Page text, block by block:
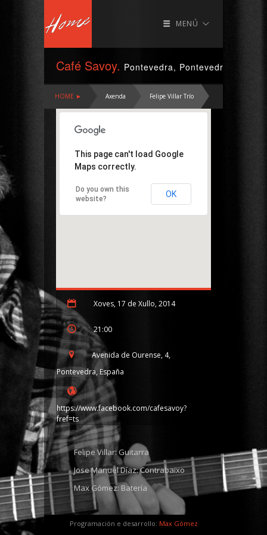
MENÚ
Café Savoy. Pontevedra, Pontevedra
HOME ► Axenda Felipe Villar Trío
This page can't load Google
Maps correctly.
Do you own this
website?
OK
Xoves, 17 de Xullo, 2014
21:00
Avenida de Ourense, 4,
Pontevedra, España
https://www.facebook.com/cafesavoy?
fref=ts
Felipe Villar: Guitarra
Jose Manuel Díaz: Contrabaixo
Max Gómez: Batería
Programación e desarrollo: Max Gómez